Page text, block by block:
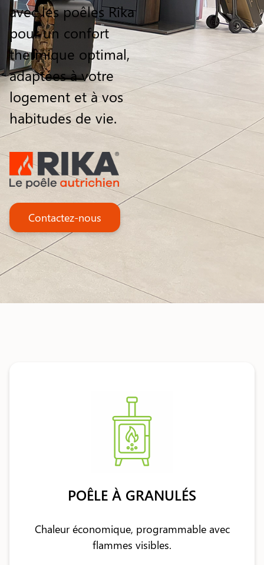
avec les poêles Rika
pour un confort
thermique optimal,
adaptées à votre
logement et à vos
habitudes de vie.
Contactez-nous
POÊLE À GRANULÉS
Chaleur économique, programmable avec
flammes visibles.